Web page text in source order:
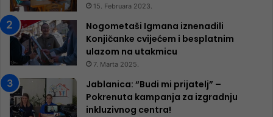
15. Februara 2023.
Nogometaši Igmana iznenadili
Konjičanke cvijećem i besplatnim
ulazom na utakmicu
7. Marta 2025.
Jablanica: “Budi mi prijatelj” –
Pokrenuta kampanja za izgradnju
inkluzivnog centra!